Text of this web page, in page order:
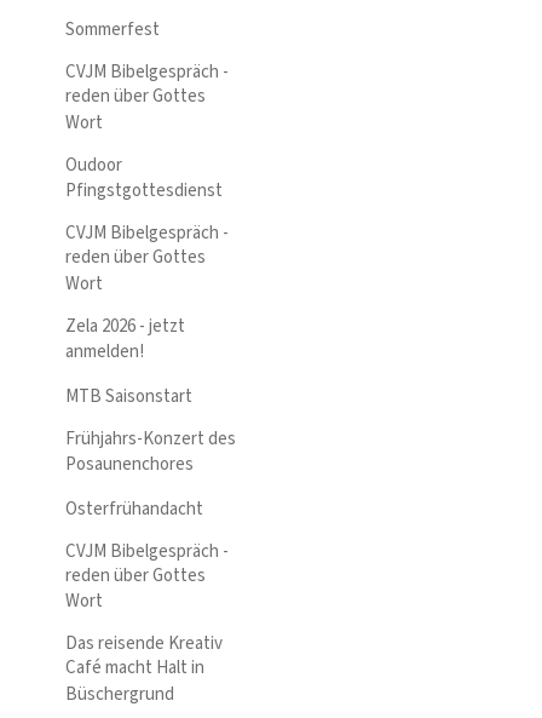
Sommerfest
CVJM Bibelgespräch -
reden über Gottes
Wort
Oudoor
Pfingstgottesdienst
CVJM Bibelgespräch -
reden über Gottes
Wort
Zela 2026 - jetzt
anmelden!
MTB Saisonstart
Frühjahrs-Konzert des
Posaunenchores
Osterfrühandacht
CVJM Bibelgespräch -
reden über Gottes
Wort
Das reisende Kreativ
Café macht Halt in
Büschergrund